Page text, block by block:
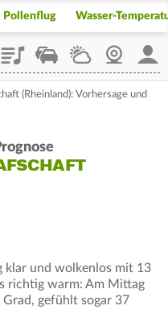
Pollenflug Wasser-
PlaylistStaupilotWetterWebcam
(Rheinland): Vorhersage und
klar und wolkenlos mit 13
richtig warm: Am Mittag
gefühlt sogar 37